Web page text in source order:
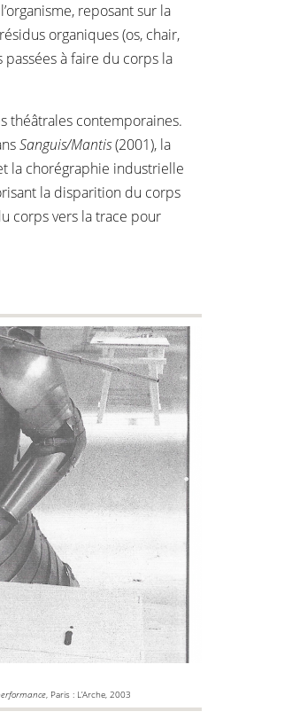
reposant sur la
organiques (os, chair,
à faire du corps la
théâtrales contemporaines.
Sanguis/Mantis(2001), la
la chorégraphie industrielle
la disparition du corps
corps vers la trace pour
, Paris : L’Arche, 2003